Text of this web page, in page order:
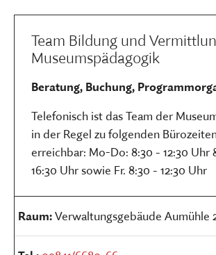
Team Bildung und
Museumspädagogik
Beratung, Buchung,
Telefonisch ist das Team der
in der Regel zu folgenden
erreichbar: Mo-Do: 8:30 - 12:30 Uhr
16:30 Uhr sowie Fr. 8:30 - 12:30 Uhr
Raum:Verwaltungsgebäude Aumühle